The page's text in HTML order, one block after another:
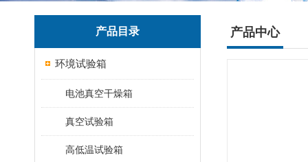
产品目录
环境试验箱
电池真空干燥箱
真空试验箱
高低温试验箱
产品中心